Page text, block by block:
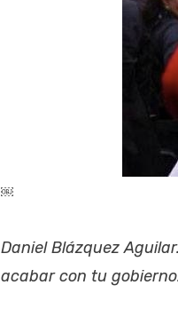
￼
Daniel Blázquez
acabar con tu